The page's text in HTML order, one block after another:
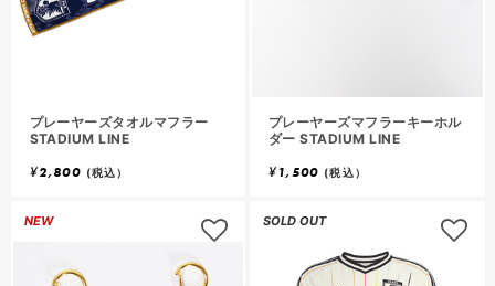
プレーヤーズタオルマフラー
STADIUM LINE
¥2,800 (税込）
プレーヤーズマフラーキーホル
ダー STADIUM LINE
¥1,500 (税込）
NEW SOLD OUT